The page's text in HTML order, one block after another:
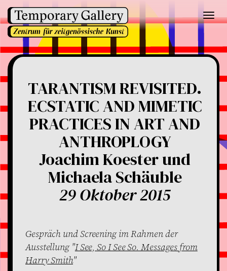
TARANTISM REVISITED.
ECSTATIC AND MIMETIC
PRACTICES IN ART AND
ANTHROPLOGY
Joachim Koester und
Michaela Schäuble
29 Oktober 2015
Gespräch und Screening im Rahmen der
Ausstellung "I See, So I See So. Messages from
Harry Smith"